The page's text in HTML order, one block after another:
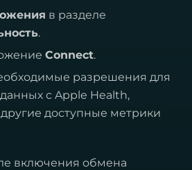
в разделе
.
Connect.
разрешения для
с Apple Health,
доступные метрики
включения обмена